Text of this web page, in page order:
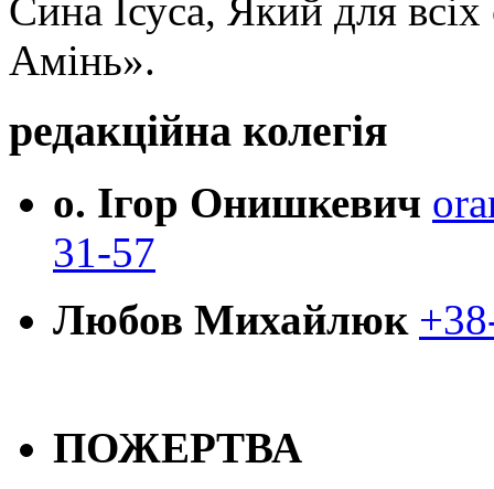
Сина Ісуса, Який для
Амінь».
редакційна колегія
о. Ігор Онишкевич
31-57
Любов Михайлюк
ПОЖЕРТВА